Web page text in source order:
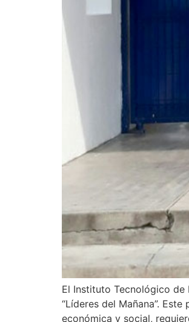
El Instituto Tecnológico de
“Líderes del Mañana”.
económica y social,